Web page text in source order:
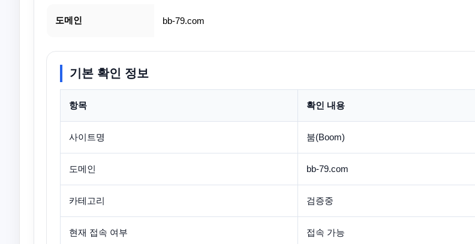
도메인 bb-79.com
기본 확인 정보
항목 확인 내용
사이트명 붐(Boom)
도메인 bb-79.com
카테고리 검증중
현재 접속 여부 접속 가능